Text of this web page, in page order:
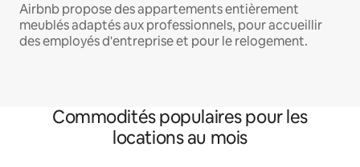
Airbnb propose des appartements entièrement
meublés adaptés aux professionnels, pour accueillir
des employés d'entreprise et pour le relogement.
Commodités populaires pour les
locations au mois